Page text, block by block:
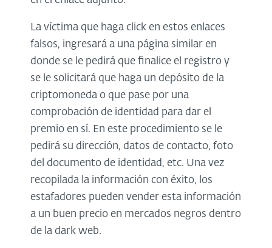
La víctima que haga click en estos enlaces
falsos, ingresará a una página similar en
donde se le pedirá que finalice el registro y
se le solicitará que haga un depósito de la
criptomoneda o que pase por una
comprobación de identidad para dar el
premio en sí. En este procedimiento se le
pedirá su dirección, datos de contacto, foto
del documento de identidad, etc. Una vez
recopilada la información con éxito, los
estafadores pueden vender esta información
a un buen precio en mercados negros dentro
de la dark web.